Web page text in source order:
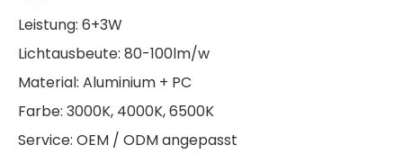
Leistung: 6+3W
Lichtausbeute: 80-100lm/w
Material: Aluminium + PC
Farbe: 3000K, 4000K, 6500K
Service: OEM / ODM angepasst